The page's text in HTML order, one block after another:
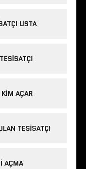
USTA
AÇAR
TESISATÇI
AÇMA